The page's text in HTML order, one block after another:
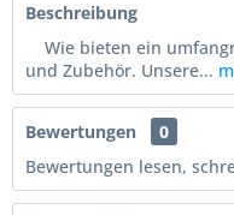
Beschreibung
Wie bieten ein
und Zubehör. Unsere...
Bewertungen
0
Bewertungen lesen,